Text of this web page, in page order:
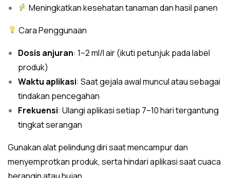
Meningkatkan kesehatan tanaman dan hasil panen
Cara Penggunaan
Dosis anjuran: 1–2 ml/l air (ikuti petunjuk pada label
produk)
Waktu aplikasi: Saat gejala awal muncul atau sebagai
tindakan pencegahan
Frekuensi: Ulangi aplikasi setiap 7–10 hari tergantung
tingkat serangan
Gunakan alat pelindung diri saat mencampur dan
menyemprotkan produk, serta hindari aplikasi saat cuaca